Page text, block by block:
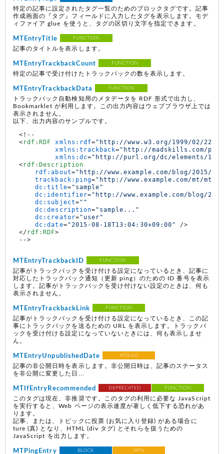
特定の記事に設定されたタグ一覧のためのブロックタグです。記事
作成画面の『タグ』フィールドに入力したタグを表示します。モデ
ィファイア glue を使うと、タグの区切り文字を指定できます。
MTEntryTitle FUNCTION
記事のタイトルを表示します。
MTEntryTrackbackCount FUNCTION
特定の記事で受け付けたトラックバックの数を表示します。
MTEntryTrackbackData FUNCTION
トラックバック自動検知用のメタデータを RDF 形式で出力し、
Bookmarklet が利用します。この出力内容はウェブブラウザ上では
表示されません。
以下、出力内容のサンプルです。
< rdf:RDF xmlns:rdf= "http://www.w3.org/1999/02/22-
xmlns:trackback= "http://madskills.com/
xmlns:dc= "http://purl.org/dc/elements/
< rdf:Description
rdf:about= "http://www.example.com/blog/2015/
trackback:ping= "http://www.example.com/mt/mt-
dc:title= "sample"
dc:identifier= "http://www.example.com/blog/
dc:subject= ""
dc:description= "sample..."
dc:creator= "user"
dc:date= "2015-08-18T13:04:30+09:00"
/>
</ rdf:RDF>
MTEntryTrackbackID FUNCTION
記事がトラックバックを受け付ける設定になっているとき、記事に
対応したトラックバック通知（更新 ping）のための ID 番号を表示
します。記事がトラックバックを受け付けない設定のときは、何も
表示されません。
MTEntryTrackbackLink FUNCTION
記事がトラックバックを受け付ける設定になっているとき、この記
事にトラックバックを送るための URL を表示します。トラックバ
ックを受け付ける設定になっていないときには、何も表示しませ
ん。
MTEntryUnpublishedDate MT8.4.0
記事の非公開日時を表示します。非公開日時は、記事のステータス
を非公開に変更した日...
MTIfEntryRecommended DEPRECATED FUNCTION
このタグは現在、非推奨です。このタグの利用に必要な JavaScript
を実行すると、Web ページの表示速度が著しく低下する恐れがあ
ります。
記事、または、トピックに投票 (お気に入り登録) がある場合に
ture(真) となり、HTML (div タグ) とそれらを扱うための
JavaScript を出力します。
MTPingEntry BLOCK MT4